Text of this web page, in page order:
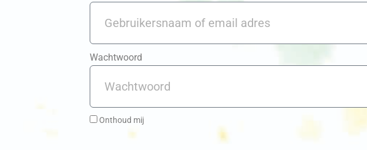
Wachtwoord
Onthoud mij